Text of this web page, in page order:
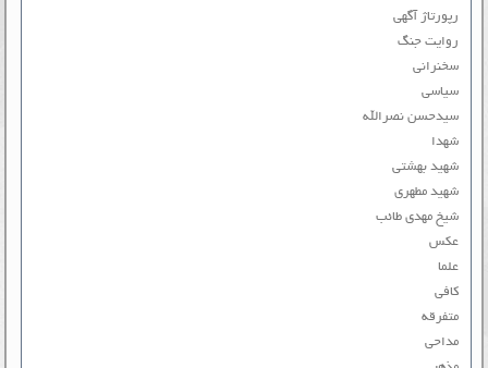
رپورتاژ آگهی
روایت جنگ
سخنرانی
سیاسی
سیدحسن نصرالله
شهدا
شهید بهشتی
شهید مطهری
شیخ مهدی طائب
عکس
علما
کافی
متفرقه
مداحی